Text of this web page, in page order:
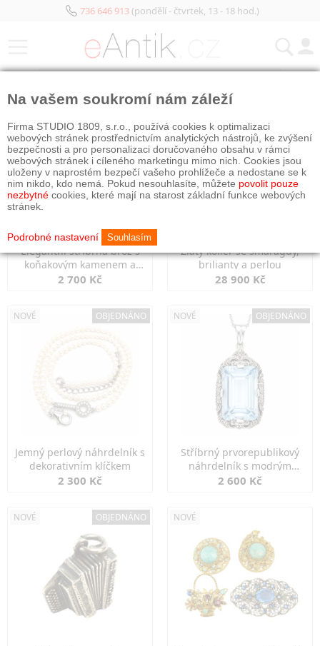
736 646 913(pondělí - čtvrtek, 13 - 18 hod.)
Elegantní stříbrná brož s
koňakovým kamenem a
markazity
2 700 Kč
Zlatý kolier se smaragdy,
brilianty a perlou
28 900 Kč
NOVÉ OBJEDNÁNO
Jemný perlový náhrdelník s
dekorativním klíčkem
2 300 Kč
NOVÉ OBJEDNÁNO
Stříbrný prvorepublikový
náhrdelník s modrým
spinelem
2 600 Kč
NOVÉ OBJEDNÁNO NOVÉ
Na vašem soukromí nám záleží
Firma STUDIO 1809, s.r.o., používá cookies k optimalizaci
webových stránek prostřednictvím analytických nástrojů, ke zvýšení
bezpečnosti a pro personalizaci doručovaného obsahu v rámci
webových stránek i cíleného marketingu mimo nich. Cookies jsou
uloženy v naprostém bezpečí vašeho prohlížeče a nedostane se k
nim nikdo, kdo nemá. Pokud nesouhlasíte, můžete povolit pouze
nezbytné cookies, které mají na starost základní funkce webových
stránek.
Podrobné nastavení Souhlasím